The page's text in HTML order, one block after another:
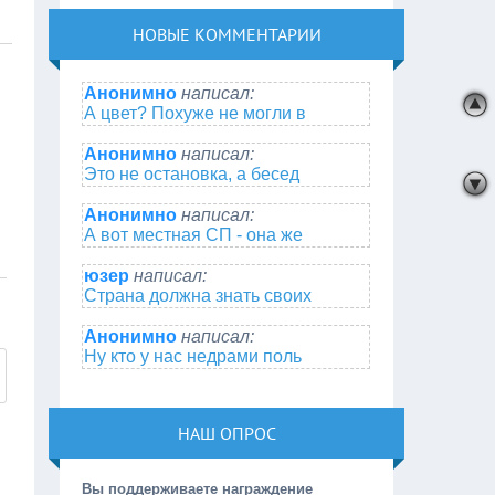
НОВЫЕ КОММЕНТАРИИ
Анонимно написал:
А цвет? Похуже не могли в
Анонимно написал:
Это не остановка, а бесед
Анонимно написал:
А вот местная СП - она же
юзер написал:
Страна должна знать своих
Анонимно написал:
Ну кто у нас недрами поль
НАШ ОПРОС
Вы поддерживаете награждение